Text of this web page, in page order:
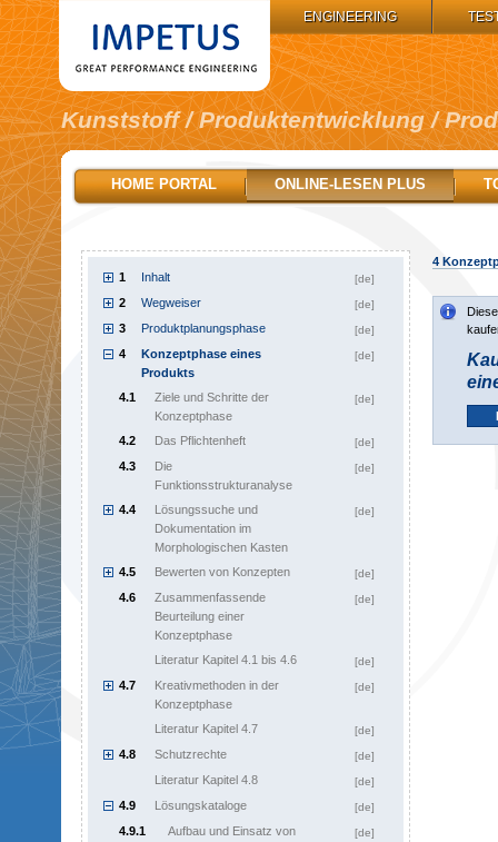
Kunststoff / Produktentwicklung /
4
1
Inhalt [de]
2 Wegweiser [de]
3 Produktplanungsphase [de]
4
Konzeptphase eines
Produkts
[de]
4.1
Ziele und Schritte der
Konzeptphase
[de]
4.2 Das Pflichtenheft [de]
4.3
Die
Funktionsstrukturanalyse
[de]
4.4
Lösungssuche und
Dokumentation im
Morphologischen Kasten
[de]
4.5 Bewerten von Konzepten [de]
4.6
Zusammenfassende
Beurteilung einer
Konzeptphase
[de]
Literatur Kapitel 4.1 bis 4.6 [de]
4.7
Kreativmethoden in der
Konzeptphase
[de]
Literatur Kapitel 4.7 [de]
4.8 Schutzrechte [de]
Literatur Kapitel 4.8 [de]
4.9 Lösungskataloge [de]
4.9.1
Aufbau und Einsatz von
[de]
HOME PORTAL ONLINE-LESEN PLUS
ENGINEERING